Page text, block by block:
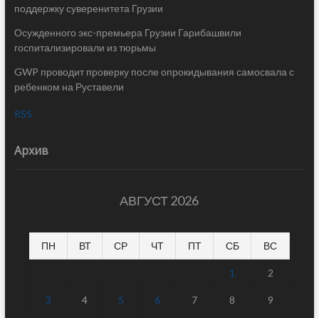
поддержку суверенитета Грузии
Осужденного экс-премьера Грузии Гарибашвили
госпитализировали из тюрьмы
GWP проводит проверку после опрокидывания самосвала с
ребенком на Руставели
RSS
Архив
АВГУСТ 2026
ПН ВТ СР ЧТ ПТ СБ ВС
1 2
3 4 5 6 7 8 9